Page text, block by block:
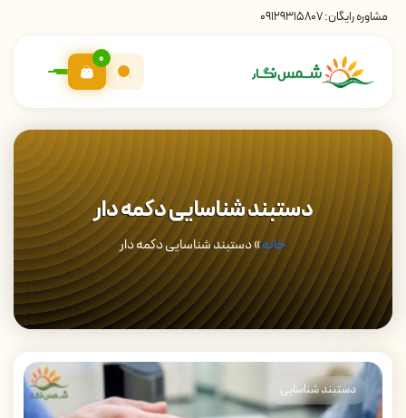
مشاوره رایگان:09129315807
0
دستبند شناسایی دکمه دار
خانه»دستبند شناسایی دکمه دار
دستبند شناسایی